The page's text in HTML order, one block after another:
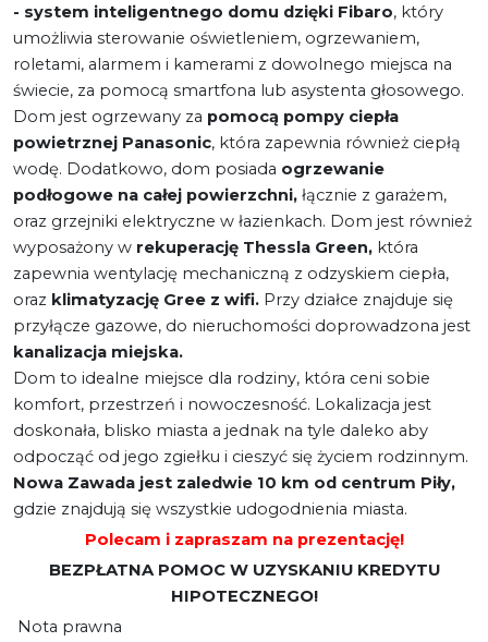
- system inteligentnego domu dzięki Fibaro, który
umożliwia sterowanie oświetleniem, ogrzewaniem,
roletami, alarmem i kamerami z dowolnego miejsca na
świecie, za pomocą smartfona lub asystenta głosowego.
Dom jest ogrzewany za pomocą pompy ciepła
powietrznej Panasonic, która zapewnia również ciepłą
wodę. Dodatkowo, dom posiada ogrzewanie
podłogowe na całej powierzchni, łącznie z garażem,
oraz grzejniki elektryczne w łazienkach. Dom jest również
wyposażony w rekuperację Thessla Green, która
zapewnia wentylację mechaniczną z odzyskiem ciepła,
oraz klimatyzację Gree z wifi. Przy działce znajduje się
przyłącze gazowe, do nieruchomości doprowadzona jest
kanalizacja miejska.
Dom to idealne miejsce dla rodziny, która ceni sobie
komfort, przestrzeń i nowoczesność. Lokalizacja jest
doskonała, blisko miasta a jednak na tyle daleko aby
odpocząć od jego zgiełku i cieszyć się życiem rodzinnym.
Nowa Zawada jest zaledwie 10 km od centrum Piły,
gdzie znajdują się wszystkie udogodnienia miasta.
Polecam i zapraszam na prezentację!
BEZPŁATNA POMOC W UZYSKANIU KREDYTU
HIPOTECZNEGO!
Nota prawna